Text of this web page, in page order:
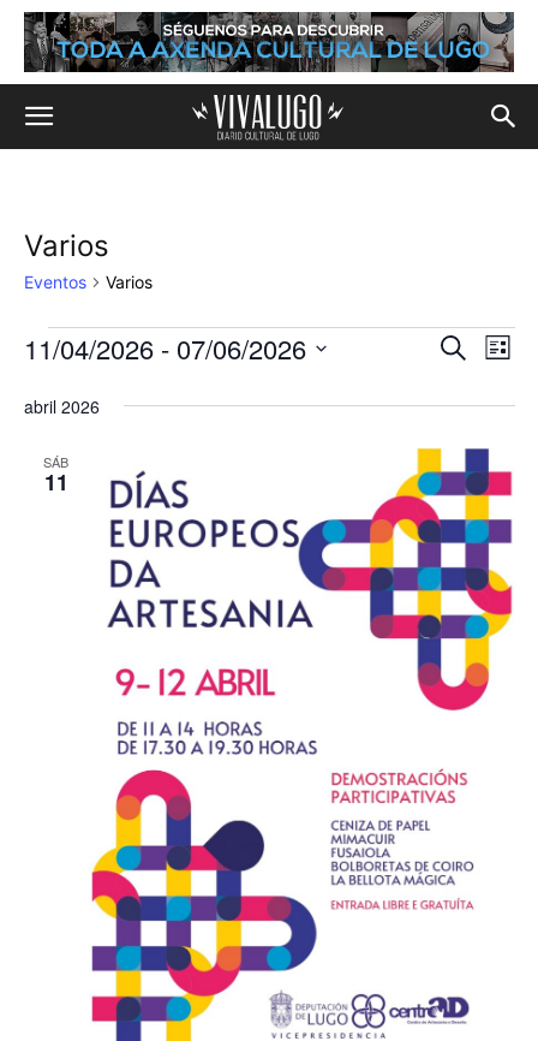
Varios
Eventos Varios
Eventos
de
y
vistas
de
BuscarLista
11/04/2026 - 07/06/2026
la
abril 2026
SÁB
11